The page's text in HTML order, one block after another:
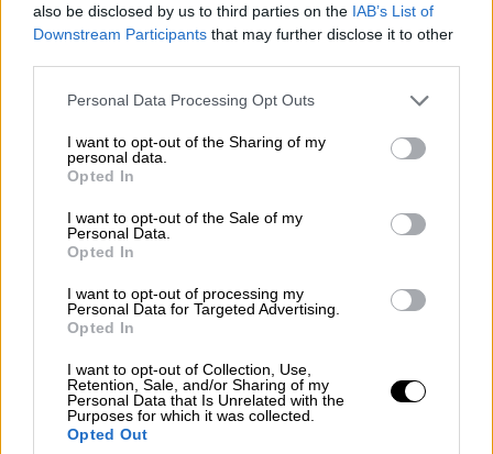
also be disclosed by us to third parties on the IAB’s List of
Downstream Participants that may further disclose it to other
Please note that this website/app uses one or more Google
not limited to your visit or usage behaviour. You may click to
grant or deny consent to Google and its third-party tags to
use your data for below specified purposes in below Google
consent section.
Personal Data Processing Opt Outs
I want to opt-out of the Sharing of my
personal data.
Opted In
I want to opt-out of the Sale of my
Personal Data.
Opted In
I want to opt-out of processing my
Personal Data for Targeted Advertising.
Opted In
I want to opt-out of Collection, Use,
Retention, Sale, and/or Sharing of my
Personal Data that Is Unrelated with the
Purposes for which it was collected.
Opted Out
Όπως ανακοίνωσε η ΣΤΑΣΥ, η κυκλοφορία
προβλήματος στο σύστημα σηματοδότησης.
Εκτός λειτουργίας ήταν προσωρινά οι
σταθμοίΚαλλιθέα, Μοσχάτο, Φάληρο και
ΔΙΑΒΑΣΤΕ ΕΠΙΣΗΣ
Ελλάδα|02.06.2026 08:49
Ο Ντίλιαν δείχνει ξανά προς το
Μαξίμου για τις υποκλοπές - Οι
αιχμές κατά Φλωρίδη και ΕΥΠ